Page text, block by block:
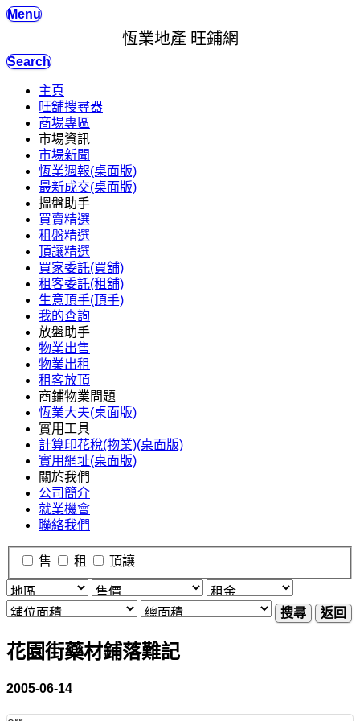
Menu
恆業地產 旺鋪網
Search
主頁
旺舖搜尋器
商場專區
市場資訊
市場新聞
恆業週報(桌面版)
最新成交(桌面版)
搵盤助手
買賣精選
租盤精選
頂讓精選
買家委託(買舖)
租客委託(租舖)
生意頂手(頂手)
我的查詢
放盤助手
物業出售
物業出租
租客放頂
商鋪物業問題
恆業大夫(桌面版)
實用工具
計算印花稅(物業)(桌面版)
實用網址(桌面版)
關於我們
公司簡介
就業機會
聯絡我們
售 租 頂讓
搜尋 返回
花園街藥材鋪落難記
2005-06-14